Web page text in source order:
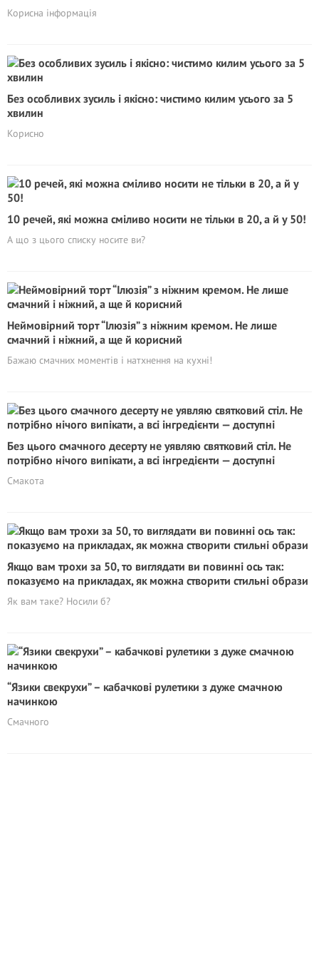
Корисна iнформація
Без особливих зусиль і якісно: чистимо килим усього за 5
хвилин
Корисно
10 речей, які можна сміливо носити не тільки в 20, а й у 50!
А що з цього списку носите ви?
Неймовірний торт “Ілюзія” з ніжним кремом. Не лише
смачний і ніжний, а ще й корисний
Бажаю смачних моментів і натхнення на кухні!
Без цього смачного десерту не уявляю святковий стіл. Не
потрібно нічого випікати, а всі інгредієнти — доступні
Смакота
Якщо вам трохи за 50, то виглядати ви повинні ось так:
показуємо на прикладах, як можна створити стильні образи
Як вам таке? Носили б?
“Язики свекрухи” – кабачкові рулетики з дуже смачною
начинкою
Cмачного